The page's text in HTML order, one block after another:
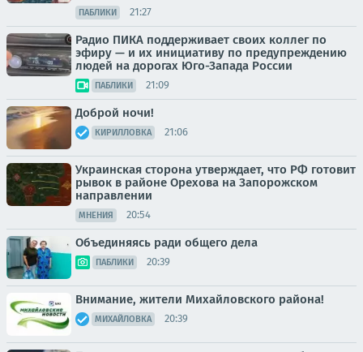
ПАБЛИКИ 21:27
Радио ПИКА поддерживает своих коллег по
эфиру — и их инициативу по предупреждению
людей на дорогах Юго-Запада России
ПАБЛИКИ 21:09
Доброй ночи!
КИРИЛЛОВКА 21:06
Украинская сторона утверждает, что РФ готовит
рывок в районе Орехова на Запорожском
направлении
МНЕНИЯ 20:54
Объединяясь ради общего дела
ПАБЛИКИ 20:39
Внимание, жители Михайловского района!
МИХАЙЛОВКА 20:39